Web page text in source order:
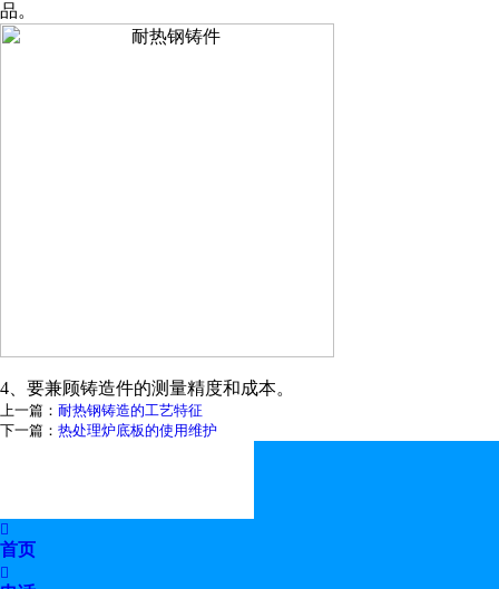
品。
4、要兼顾铸造件的测量精度和成本。
上一篇： 耐热钢铸造的工艺特征
下一篇： 热处理炉底板的使用维护

首页
